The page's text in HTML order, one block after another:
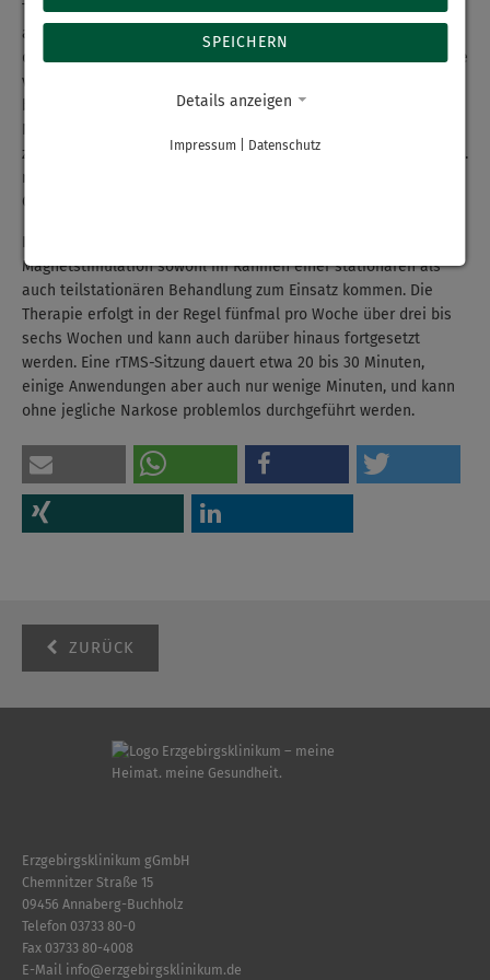
Therapieverfahren, das bislang vorrangig an Unikliniken
angeboten wird. In unserer Region sind wir die erste Klinik, die
das neue Verfahren anwendet“, erklärt Oberarzt Thomas Heinze
von der Klinik für Psychiatrie und Psychotherapie. „Wir sind
bestrebt, in Zukunft weitere moderne Verfahren zur
Neurostimulation bei uns zu etablieren, um Patienten
zusätzlich zu den bestehenden Behandlungsmethoden, wie u. a.
medikamentöse Therapie und Psychotherapie, eine weitere
Option anzubieten“, ergänzt Chefarzt Dr. Bauer.
Im Haus Zschopau kann die repetitive Transkranielle
Magnetstimulation sowohl im Rahmen einer stationären als
auch teilstationären Behandlung zum Einsatz kommen. Die
Therapie erfolgt in der Regel fünfmal pro Woche über drei bis
sechs Wochen und kann auch darüber hinaus fortgesetzt
werden. Eine rTMS-Sitzung dauert etwa 20 bis 30 Minuten,
einige Anwendungen aber auch nur wenige Minuten, und kann
ohne jegliche Narkose problemlos durchgeführt werden.
ZURÜCK
Erzgebirgsklinikum gGmbH
Chemnitzer Straße 15
09456 Annaberg-Buchholz
Telefon 03733 80-0
Fax 03733 80-4008
E-Mail info@erzgebirgsklinikum.de
SPEICHERN
Details anzeigen
Impressum Datenschutz